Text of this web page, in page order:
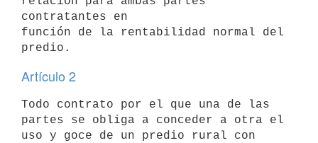
contratantes en
función de la rentabilidad normal del
Artículo 2
Todo contrato por el que una de las
partes se obliga a conceder a otra el
uso y goce de un predio rural con